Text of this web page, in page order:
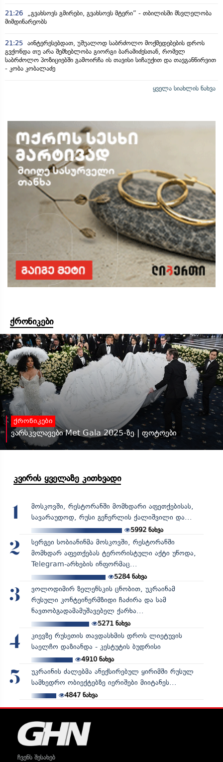
21:26
„გვახსოვს გმირები, გვახსოვს მტერი” - თბილისში მსვლელობა
მიმდინარეობს
21:25 აინტერესებდათ, უშუალოდ საბრძოლო მოქმედებების დროს
გვქონდა თუ არა შემხებლობა გიორგი ბარამიძესთან, რომელ
საბრძოლო პოზიციებში გამოირჩა ის თავისი სიჩაუქით და თავგანწირვით
- კობა კობალაძე
ყველა სიახლის ნახვა
ქრონიკები
ქრონიკები
ვარსკვლავები Met Gala 2025-ზე | ფოტოები
კვირის ყველაზე კითხვადი
1
მოსკოვში, რესტორანში მომხდარი აფეთქებისას,
სავარაუდოდ, რუსი გენერლის ქალიშვილი და...
5992 ნახვა
2
სერგეი სობიანინმა მოსკოვში, რესტორანში
მომხდარ აფეთქებას ტერორისტული აქტი უწოდა,
Telegram-არხების ინფორმაც...
5284ნახვა
3
ვოლოდიმირ ზელენსკის ცნობით, უკრაინამ
რუსული კონტეინერმზიდი ჩაძირა და სამ
ნავთობგადამამუშავებელ ქარხა...
5271ნახვა
4
კიევზე რუსეთის თავდასხმის დროს ლიეტუვის
საელჩო დაზიანდა - კესტუტის ბუდრისი
4910ნახვა
5
უკრაინის ძალებმა ანექსირებულ ყირიმში რუსულ
სამხედრო ობიექტებზე იერიშები მიიტანეს...
4847ნახვა
ჩვენს შესახებ